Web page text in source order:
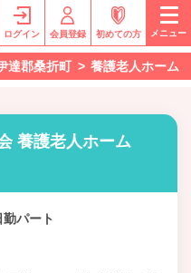
ログイン 会員登録 初めての方 メニュー
達郡桑折町 養護老人ホーム
養護老人ホーム
勤パート